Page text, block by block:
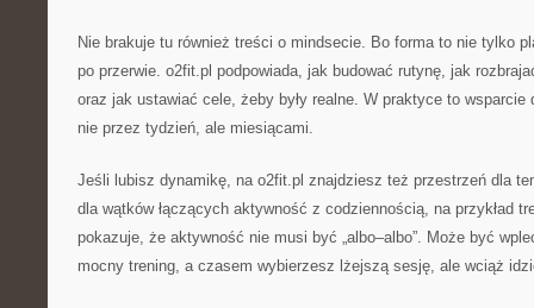
Nie brakuje tu również treści o mindsecie. Bo forma to nie tylko
po przerwie. o2fit.pl podpowiada, jak budować rutynę, jak
oraz jak ustawiać cele, żeby były realne. W praktyce to
nie przez tydzień, ale miesiącami.
Jeśli lubisz dynamikę, na o2fit.pl znajdziesz też przestrzeń dla
dla wątków łączących aktywność z codziennością, na przykład
pokazuje, że aktywność nie musi być „albo–albo”. Może być
mocny trening, a czasem wybierzesz lżejszą sesję, ale wciąż